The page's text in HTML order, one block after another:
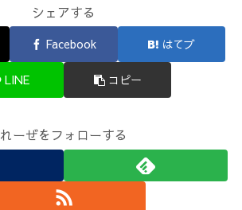
シェアする
Facebook はてブ
LINE コピー
れーぜをフォローする